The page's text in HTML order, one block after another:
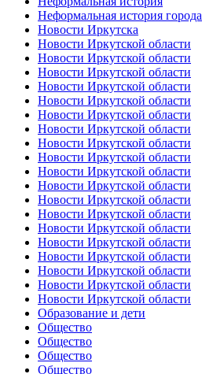
Неформальная история города
Новости Иркутска
Новости Иркутской области
Новости Иркутской области
Новости Иркутской области
Новости Иркутской области
Новости Иркутской области
Новости Иркутской области
Новости Иркутской области
Новости Иркутской области
Новости Иркутской области
Новости Иркутской области
Новости Иркутской области
Новости Иркутской области
Новости Иркутской области
Новости Иркутской области
Новости Иркутской области
Новости Иркутской области
Новости Иркутской области
Новости Иркутской области
Новости Иркутской области
Образование и дети
Общество
Общество
Общество
Общество